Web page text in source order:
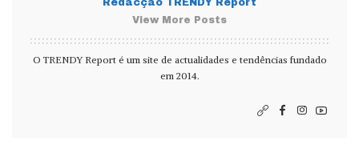
Redacção TRENDY Report
View More Posts
O TRENDY Report é um site de actualidades e tendências fundado
em 2014.